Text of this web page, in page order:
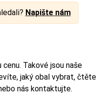
Napište nám
Takové jsou naše
jaký obal vybrat, čtěte
nás kontaktujte.